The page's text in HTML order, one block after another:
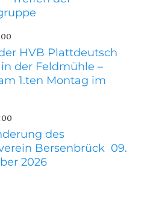
HVB Plattdeutsch
der Feldmühle –
1.ten Montag im
des
Bersenbrück 09.
2026